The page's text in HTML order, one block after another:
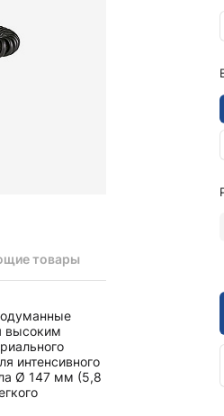
камертонов
части к медицинским
ri-fox N
и аксессуары
товары
высоким
интенсивного
Ø 147 мм (5,8